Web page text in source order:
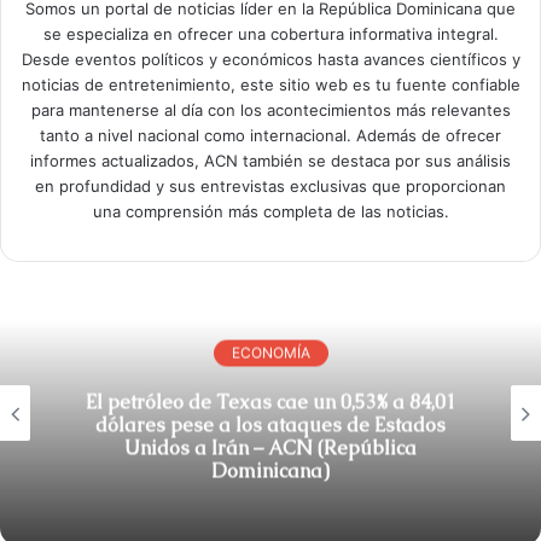
Somos un portal de noticias líder en la República Dominicana que
se especializa en ofrecer una cobertura informativa integral.
Desde eventos políticos y económicos hasta avances científicos y
noticias de entretenimiento, este sitio web es tu fuente confiable
para mantenerse al día con los acontecimientos más relevantes
tanto a nivel nacional como internacional. Además de ofrecer
informes actualizados, ACN también se destaca por sus análisis
en profundidad y sus entrevistas exclusivas que proporcionan
una comprensión más completa de las noticias.
ECONOMÍA
El petróleo de Texas cae un 0,53% a 84,01
dólares pese a los ataques de Estados
Unidos a Irán – ACN (República
Dominicana)